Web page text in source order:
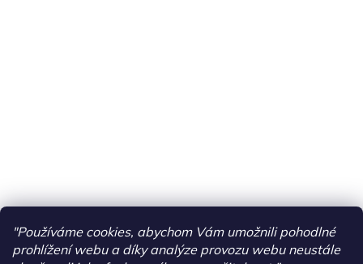
"Používáme cookies, abychom Vám umožnili pohodlné
prohlížení webu a díky analýze provozu webu neustále